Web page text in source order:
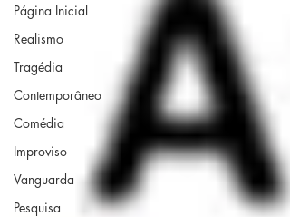
Página Inicial
Realismo
Tragédia
Contemporâneo
Comédia
Improviso
Vanguarda
Pesquisa